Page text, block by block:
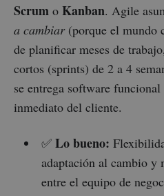
Scrum o Kanban. Agile
a cambiar(porque el mundo
de planificar meses de
cortos (sprints) de 2 a 4
se entrega software
inmediato del cliente.
✅ Lo bueno:
adaptación al cambio y
entre el equipo de